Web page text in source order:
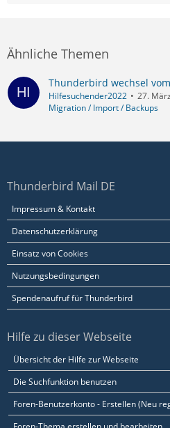
Ähnliche Themen
Thunderbird wechsel
Hilfesuchender2022
27.
Migration / Import / Backups
Thunderbird Mail DE
Impressum & Kontakt
Datenschutzerklärung
Einsatz von Cookies
Nutzungsbedingungen
Spendenaufruf für Thunderbird
Hilfe zu dieser Webseite
Übersicht der Hilfe zur Webseite
Die Suchfunktion benutzen
Foren-Benutzerkonto - Erstellen (Neu